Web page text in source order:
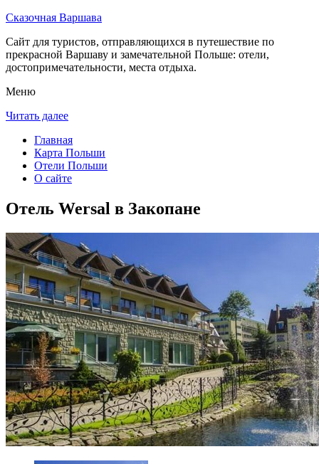
Сказочная Варшава
Сайт для туристов, отправляющихся в путешествие по
прекрасной Варшаву и замечательной Польше: отели,
достопримечательности, места отдыха.
Меню
Читать далее
Главная
Карта Польши
Отели Польши
О сайте
Отель Wersal в Закопане